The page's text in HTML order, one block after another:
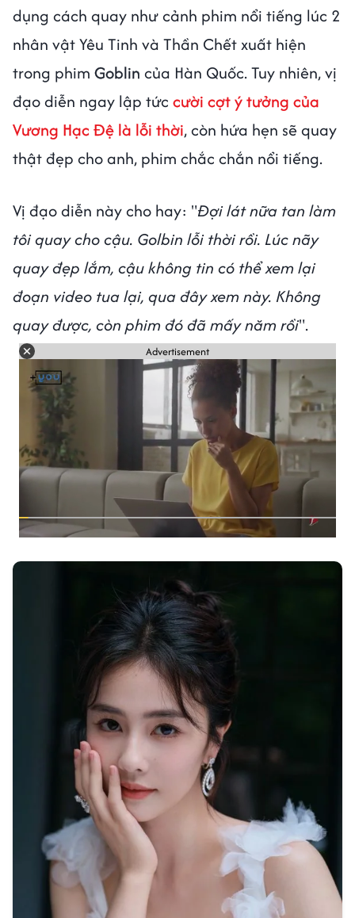
dụng cách quay như cảnh phim nổi tiếng lúc 2
nhân vật Yêu Tinh và Thần Chết xuất hiện
trong phim Goblin của Hàn Quốc. Tuy nhiên, vị
đạo diễn ngay lập tức cười cợt ý tưởng của
Vương Hạc Đệ là lỗi thời, còn hứa hẹn sẽ quay
thật đẹp cho anh, phim chắc chắn nổi tiếng.
Vị đạo diễn này cho hay: "Đợi lát nữa tan làm
tôi quay cho cậu. Golbin lỗi thời rồi. Lúc nãy
quay đẹp lắm, cậu không tin có thể xem lại
đoạn video tua lại, qua đây xem này. Không
quay được, còn phim đó đã mấy năm rồi".
Advertisement